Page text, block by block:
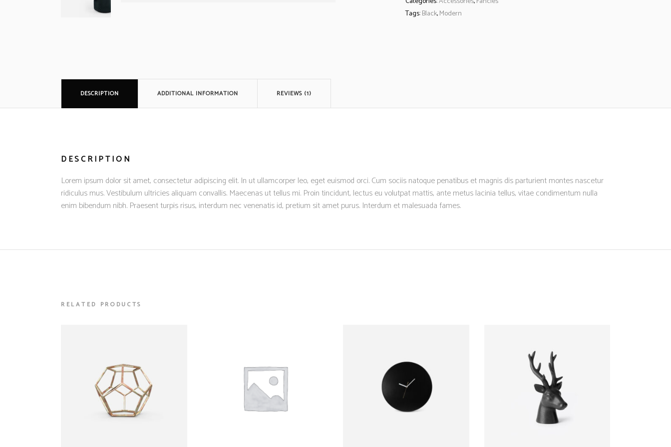
Tags:Black,Modern
DESCRIPTION ADDITIONAL INFORMATION REVIEWS (1)
DESCRIPTION
Lorem ipsum dolor sit amet, consectetur adipiscing elit. In ut ullamcorper leo, eget euismod orci. Cum sociis natoque penatibus et magnis dis parturient montes nascetur
ridiculus mus. Vestibulum ultricies aliquam convallis. Maecenas ut tellus mi. Proin tincidunt, lectus eu volutpat mattis, ante metus lacinia tellus, vitae condimentum nulla
enim bibendum nibh. Praesent turpis risus, interdum nec venenatis id, pretium sit amet purus. Interdum et malesuada fames.
RELATED PRODUCTS